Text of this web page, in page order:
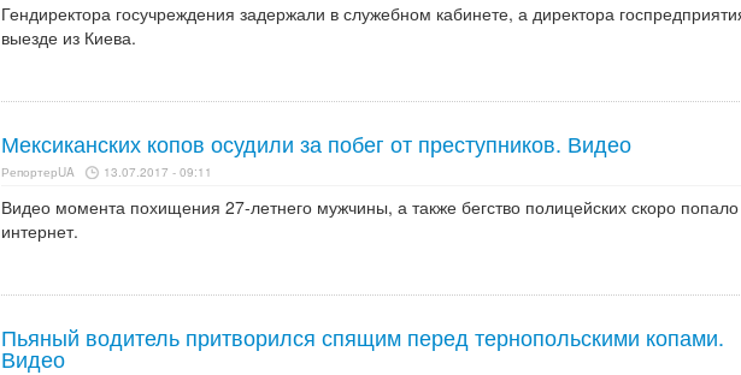
Гендиректора госучреждения задержали в служебном кабинете, а директора
выезде из Киева.
Мексиканских копов осудили за побег от преступников. Видео
РепортерUA 13.07.2017 - 09:11
Видео момента похищения 27-летнего мужчины, а также бегство полицейских скоро
интернет.
Пьяный водитель притворился спящим перед тернопольскими копами.
Видео